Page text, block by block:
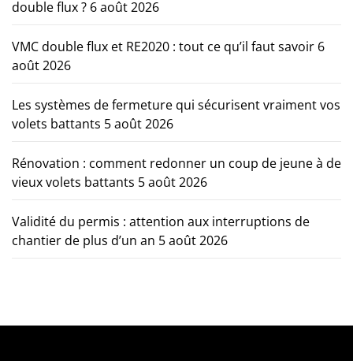
double flux ? 6 août 2026
VMC double flux et RE2020 : tout ce qu’il faut savoir 6
août 2026
Les systèmes de fermeture qui sécurisent vraiment vos
volets battants 5 août 2026
Rénovation : comment redonner un coup de jeune à de
vieux volets battants 5 août 2026
Validité du permis : attention aux interruptions de
chantier de plus d’un an 5 août 2026